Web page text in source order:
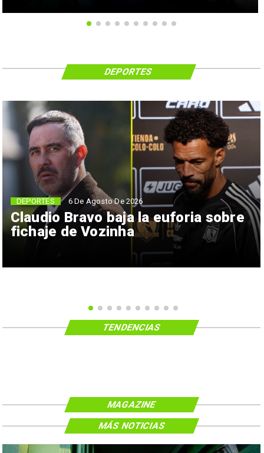
Claudio Bravo baja la euforia sobre
fichaje de Vozinha
DEPORTES 6 De Agosto De 2026
DEPORTES
TENDENCIAS
MAGAZINE
MÁS NOTICIAS